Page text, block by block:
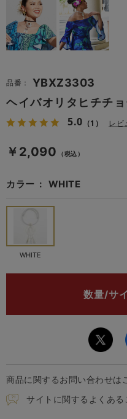
品番：
YBXZ3303
ヘイバオリタヒチチ
5.0 （1） レビ
￥2,090 （税込）
カラー WHITE
WHITE
数量/サ
商品に関するお問い合わせは
サイトに関するよくある